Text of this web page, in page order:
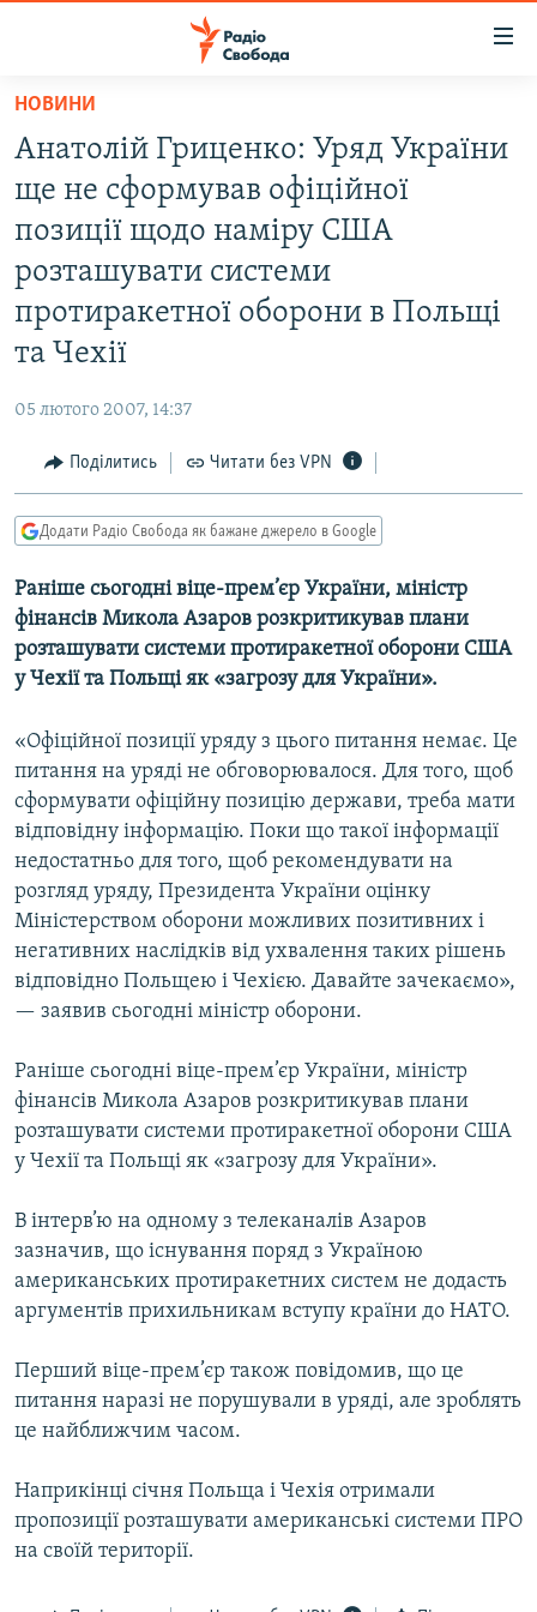
Перейти
основного
матеріалу
до
основної
навігації
Перейти
до
ВСЕ ЗА ДОБУ
СУСПІЛЬСТВО
УКРАЇНА
СВІТ
РОСІЙСЬКА «ФІЛЬТРАЦІЯ»
ДОНБАС.РЕАЛІЇ
СХЕМИ
КИТАЙ.ВИКЛИКИ
ФОТО
СПЕЦПРОЄКТИ
ПОДКАСТИ
КРИМ РЕАЛІЇ
РУС
УКР
КТАТ
ДОЛУЧАЙСЯ!
Усі сайти RFE/RL
НОВИНИ
Анатолій Гриценко: Уряд України
ще не сформував офіційної
позиції щодо наміру США
розташувати системи
протиракетної оборони в Польщі
та Чехії
05 лютого 2007, 14:37
Поділитись Читати без VPN
Додати Радіо Свобода як бажане джерело в Google
Раніше сьогодні віце-прем’єр України, міністр
фінансів Микола Азаров розкритикував плани
розташувати системи протиракетної оборони США
у Чехії та Польщі як «загрозу для України».
«Офіційної позиції уряду з цього питання немає. Це
питання на уряді не обговорювалося. Для того, щоб
сформувати офіційну позицію держави, треба мати
відповідну інформацію. Поки що такої інформації
недостатньо для того, щоб рекомендувати на
розгляд уряду, Президента України оцінку
Міністерством оборони можливих позитивних і
негативних наслідків від ухвалення таких рішень
відповідно Польщею і Чехією. Давайте зачекаємо»,
— заявив сьогодні міністр оборони.
Раніше сьогодні віце-прем’єр України, міністр
фінансів Микола Азаров розкритикував плани
розташувати системи протиракетної оборони США
у Чехії та Польщі як «загрозу для України».
В інтерв’ю на одному з телеканалів Азаров
зазначив, що існування поряд з Україною
американських протиракетних систем не додасть
аргументів прихильникам вступу країни до НАТО.
Перший віце-прем’єр також повідомив, що це
питання наразі не порушували в уряді, але зроблять
це найближчим часом.
Наприкінці січня Польща і Чехія отримали
пропозиції розташувати американські системи ПРО
на своїй території.